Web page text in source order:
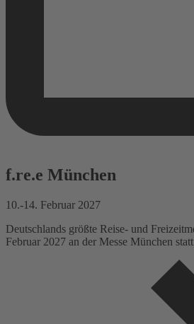
f.re.e München
10.-14. Februar 2027
Deutschlands größte Reise- und
Februar 2027 an der Messe München